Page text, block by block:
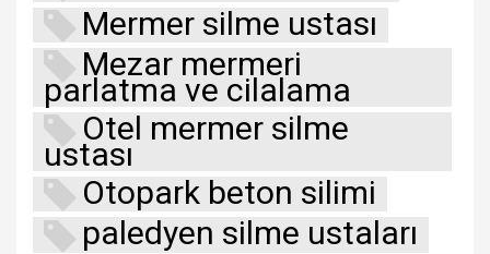
Mermer silme ustası
Mezar mermeri
parlatma ve cilalama
Otel mermer silme
ustası
Otopark beton silimi
paledyen silme ustaları